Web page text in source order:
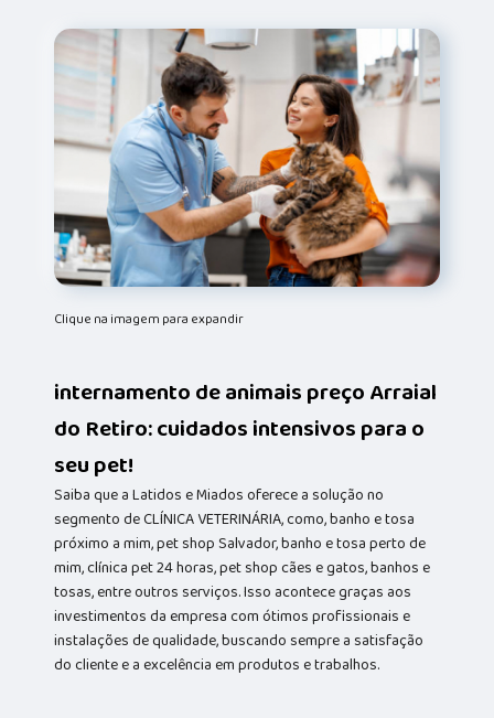
Clique na imagem para expandir
internamento de animais preço Arraial
do Retiro: cuidados intensivos para o
seu pet!
Saiba que a Latidos e Miados oferece a solução no
segmento de CLÍNICA VETERINÁRIA, como, banho e tosa
próximo a mim, pet shop Salvador, banho e tosa perto de
mim, clínica pet 24 horas, pet shop cães e gatos, banhos e
tosas, entre outros serviços. Isso acontece graças aos
investimentos da empresa com ótimos profissionais e
instalações de qualidade, buscando sempre a satisfação
do cliente e a excelência em produtos e trabalhos.